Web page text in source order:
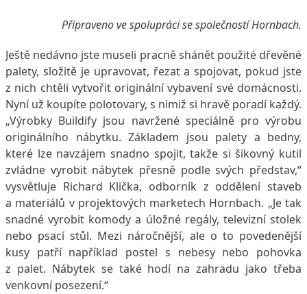
Připraveno ve spolupráci se společností Hornbach.
Ještě nedávno jste museli pracně shánět použité dřevěné
palety, složitě je upravovat, řezat a spojovat, pokud jste
z nich chtěli vytvořit originální vybavení své domácnosti.
Nyní už koupíte polotovary, s nimiž si hravě poradí každý.
„Výrobky Buildify jsou navržené speciálně pro výrobu
originálního nábytku. Základem jsou palety a bedny,
které lze navzájem snadno spojit, takže si šikovný kutil
zvládne vyrobit nábytek přesně podle svých představ,“
vysvětluje Richard Klička, odborník z oddělení staveb
a materiálů v projektových marketech Hornbach. „Je tak
snadné vyrobit komody a úložné regály, televizní stolek
nebo psací stůl. Mezi náročnější, ale o to povedenější
kusy patří například postel s nebesy nebo pohovka
z palet. Nábytek se také hodí na zahradu jako třeba
venkovní posezení.“